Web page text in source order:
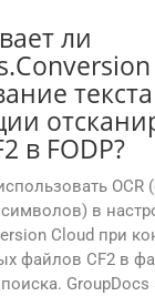
ли
в FODP?
OCR
в
Cloud при
файлов CF2 в
GroupDocs